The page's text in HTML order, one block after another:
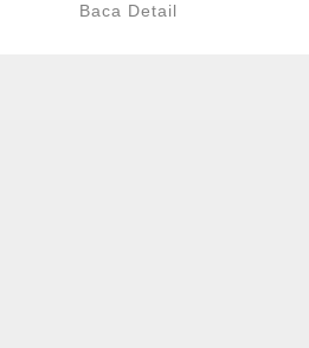
Baca Detail